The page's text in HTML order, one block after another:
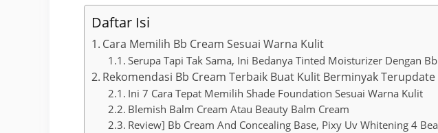
Daftar Isi
Cara Memilih Bb Cream Sesuai Warna Kulit
Serupa Tapi Tak Sama, Ini Bedanya Tinted Moisturizer Dengan
Rekomendasi Bb Cream Terbaik Buat Kulit Berminyak Terupdate
Ini 7 Cara Tepat Memilih Shade Foundation Sesuai Warna Kulit
Blemish Balm Cream Atau Beauty Balm Cream
Review] Bb Cream And Concealing Base, Pixy Uv Whitening 4